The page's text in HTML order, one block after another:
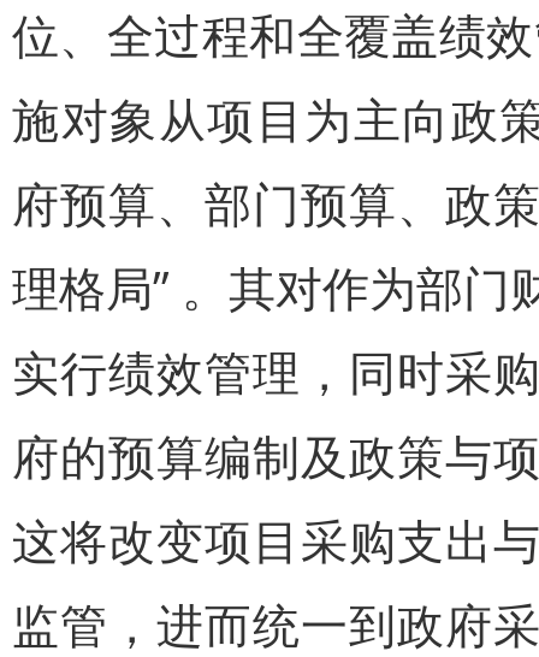
位、全过程和全覆盖绩
施对象从项目为主向政
府预算、部门预算、政
理格局” 。其对作为部
实行绩效管理，同时采
府的预算编制及政策与
这将改变项目采购支出
监管，进而统一到政府